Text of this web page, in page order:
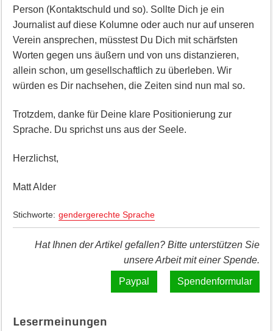
Person (Kontaktschuld und so). Sollte Dich je ein
Journalist auf diese Kolumne oder auch nur auf unseren
Verein ansprechen, müsstest Du Dich mit schärfsten
Worten gegen uns äußern und von uns distanzieren,
allein schon, um gesellschaftlich zu überleben. Wir
würden es Dir nachsehen, die Zeiten sind nun mal so.
Trotzdem, danke für Deine klare Positionierung zur
Sprache. Du sprichst uns aus der Seele.
Herzlichst,
Matt Alder
Stichworte: gendergerechte Sprache
Hat Ihnen der Artikel gefallen? Bitte unterstützen Sie
unsere Arbeit mit einer Spende.
Spendenformular
Lesermeinungen